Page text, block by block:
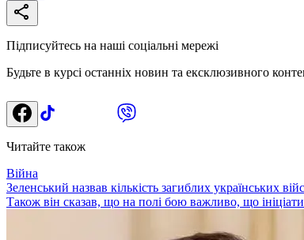
Підписуйтесь на наші соціальні мережі
Будьте в курсі останніх новин та ексклюзивного
Читайте також
Війна
Зеленський назвав кількість загиблих українських
Також він сказав, що на полі бою важливо, що